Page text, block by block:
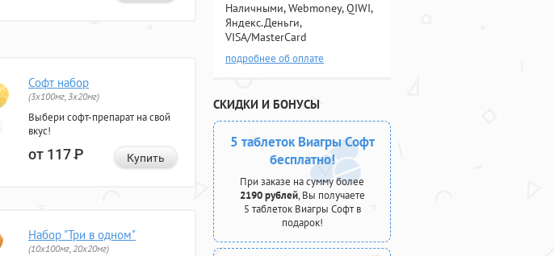
Софт набор
(3x100мг, 3x20мг)
Выбери софт-препарат на свой
вкус!
от 117Р Купить
Набор "Три в одном"
(10x100мг, 20x20мг)
Наличными, Webmoney, QIWI,
Яндекс.Деньги,
VISA/MasterCard
подробнее об оплате
СКИДКИ И БОНУСЫ
5 таблеток Виагры Софт
бесплатно!
При заказе на сумму более
2190 рублей, Вы получаете
5 таблеток Виагры Софт в
подарок!